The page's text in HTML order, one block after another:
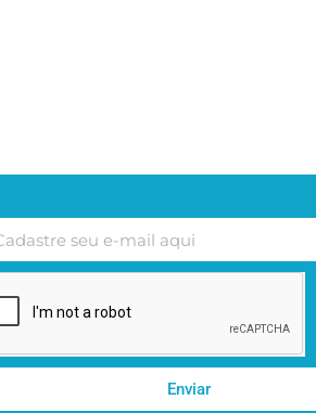
Enviar